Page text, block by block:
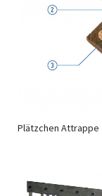
Plätzchen Attrappe